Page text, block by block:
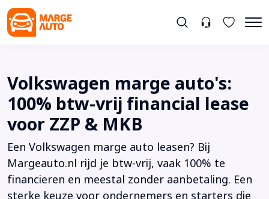
Volkswagen marge auto's:
100% btw-vrij financial lease
voor ZZP & MKB
Een Volkswagen marge auto leasen? Bij
Margeauto.nl rijd je btw-vrij, vaak 100% te
financieren en meestal zonder aanbetaling. Een
sterke keuze voor ondernemers en starters die